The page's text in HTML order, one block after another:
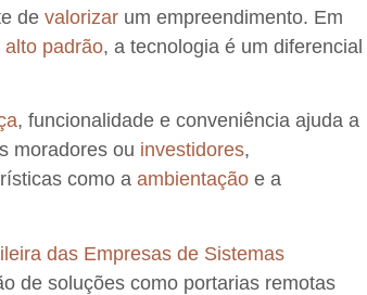
de valorizar um empreendimento. Em
alto padrão, a tecnologia é um diferencial
, funcionalidade e conveniência ajuda a
moradores ou investidores,
como a ambientação e a
das Empresas de Sistemas
de soluções como portarias remotas